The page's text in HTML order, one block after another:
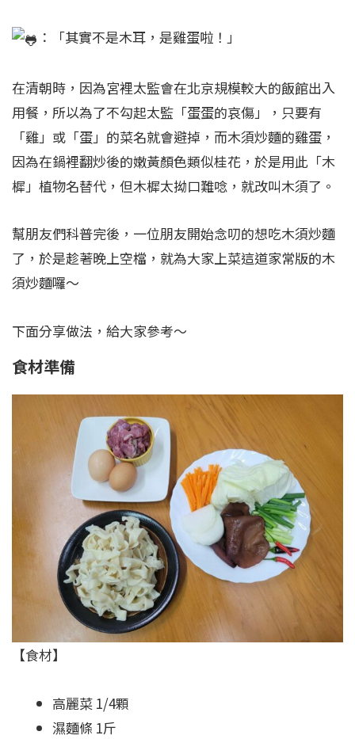
：「其實不是木耳，是雞蛋啦！」
在清朝時，因為宮裡太監會在北京規模較大的飯館出入
用餐，所以為了不勾起太監「蛋蛋的哀傷」，只要有
「雞」或「蛋」的菜名就會避掉，而木須炒麵的雞蛋，
因為在鍋裡翻炒後的嫩黃顏色類似桂花，於是用此「木
樨」植物名替代，但木樨太拗口難唸，就改叫木須了。
幫朋友們科普完後，一位朋友開始念叨的想吃木須炒麵
了，於是趁著晚上空檔，就為大家上菜這道家常版的木
須炒麵囉～
下面分享做法，給大家參考～
食材準備
【食材】
高麗菜 1/4顆
濕麵條 1斤